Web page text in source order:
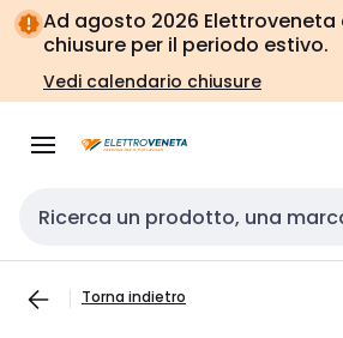
Vai alla
navigazione
Vai
alla
pagina
Ad agosto 2026 Elettroveneta
chiusure per il periodo estivo.
Vedi calendario chiusure
Cerca input
Torna indietro